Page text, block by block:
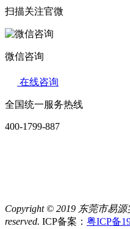
扫描关注官微
微信咨询
在线咨询
全国统一服务热线
400-1799-887
Copyright © 2019 东莞市易
reserved. ICP备案： 粤ICP备